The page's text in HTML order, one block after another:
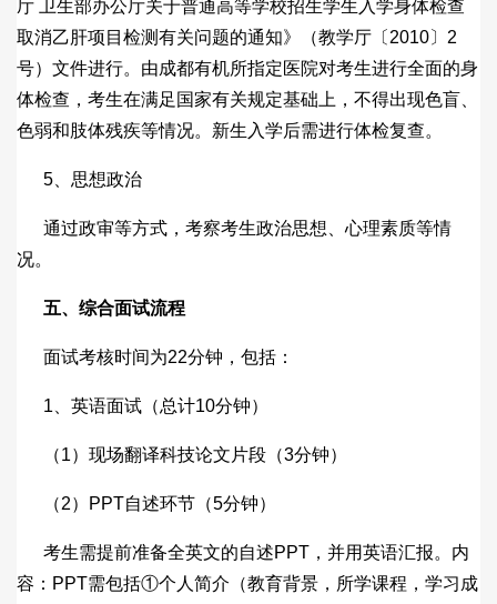
厅 卫生部办公厅关于普通高等学校招生学生入学身体检查
取消乙肝项目检测有关问题的通知》（教学厅〔2010〕2
号）文件进行。由成都有机所指定医院对考生进行全面的身
体检查，考生在满足国家有关规定基础上，不得出现色盲、
色弱和肢体残疾等情况。新生入学后需进行体检复查。
5、思想政治
通过政审等方式，考察考生政治思想、心理素质等情
况。
五、 综合面试流程
面试考核时间为22分钟，包括：
1、英语面试（总计10分钟）
（1）现场翻译科技论文片段（3分钟）
（2）PPT自述环节（5分钟）
考生需提前准备全英文的自述PPT，并用英语汇报。内
容：PPT需包括①个人简介（教育背景，所学课程，学习成